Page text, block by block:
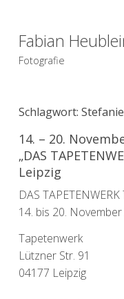
Fabian
Fotografie
Schlagwort:
14. – 20.
„DAS
Leipzig
DAS TAPETENWERK
14. bis 20.
Tapetenwerk
Lützner Str. 91
04177 Leipzig